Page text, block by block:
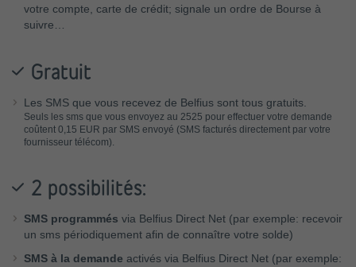
votre compte, carte de crédit; signale un ordre de Bourse à
suivre…
Gratuit
Les SMS que vous recevez de Belfius sont tous gratuits.
Seuls les sms que vous envoyez au 2525 pour effectuer votre demande
coûtent 0,15 EUR par SMS envoyé (SMS facturés directement par votre
fournisseur télécom).
2 possibilités:
SMS programmés via Belfius Direct Net (par exemple: recevoir
un sms périodiquement afin de connaître votre solde)
SMS à la demande activés via Belfius Direct Net (par exemple: